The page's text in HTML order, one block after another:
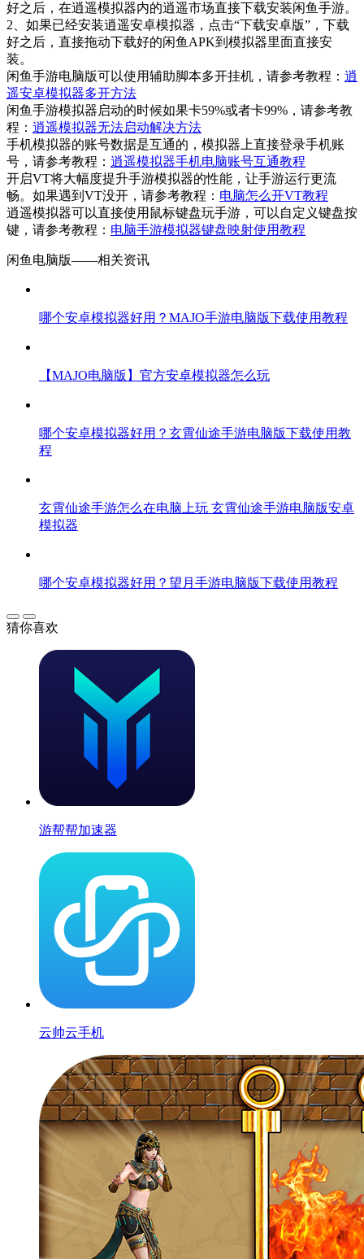
好之后，在逍遥模拟器内的逍遥市场直接下载安装闲鱼手游。
2、如果已经安装逍遥安卓模拟器，点击“下载安卓版”，下载
好之后，直接拖动下载好的闲鱼APK到模拟器里面直接安
装。
闲鱼手游电脑版可以使用辅助脚本多开挂机，请参考教程： 逍
遥安卓模拟器多开方法
闲鱼手游模拟器启动的时候如果卡59%或者卡99%，请参考教
程： 逍遥模拟器无法启动解决方法
手机模拟器的账号数据是互通的，模拟器上直接登录手机账
号，请参考教程： 逍遥模拟器手机电脑账号互通教程
开启VT将大幅度提升手游模拟器的性能，让手游运行更流
畅。如果遇到VT没开，请参考教程： 电脑怎么开VT教程
逍遥模拟器可以直接使用鼠标键盘玩手游，可以自定义键盘按
键，请参考教程： 电脑手游模拟器键盘映射使用教程
闲鱼电脑版——相关资讯
哪个安卓模拟器好用？MAJO手游电脑版下载使用教程
【MAJO电脑版】官方安卓模拟器怎么玩
哪个安卓模拟器好用？玄霄仙途手游电脑版下载使用教
程
玄霄仙途手游怎么在电脑上玩 玄霄仙途手游电脑版安卓
模拟器
哪个安卓模拟器好用？望月手游电脑版下载使用教程
猜你喜欢
游帮帮加速器
云帅云手机